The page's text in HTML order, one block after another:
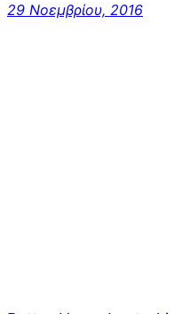
29 Νοεμβρίου, 2016